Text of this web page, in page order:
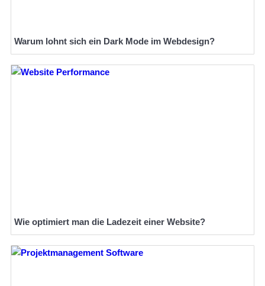
Warum lohnt sich ein Dark Mode im Webdesign?
Wie optimiert man die Ladezeit einer Website?